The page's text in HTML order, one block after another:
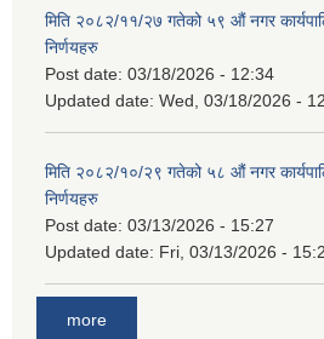
मिति २०८२/११/२७ गतेको ५९ औं नगर
निर्णयहरु
Post date: 03/18/2026 - 12:34
Updated date: Wed, 03/18/2026 -
मिति २०८२/१०/२९ गतेको ५८ औं नगर
निर्णयहरु
Post date: 03/13/2026 - 15:27
Updated date: Fri, 03/13/2026 -
more